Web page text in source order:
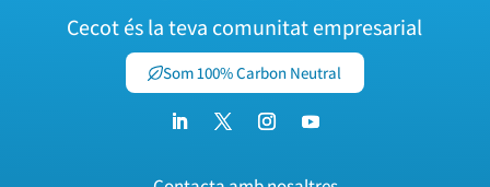
Cecot és la teva comunitat empresarial
Som 100% Carbon Neutral